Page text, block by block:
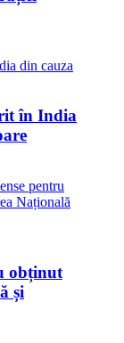
în India
obținut
și